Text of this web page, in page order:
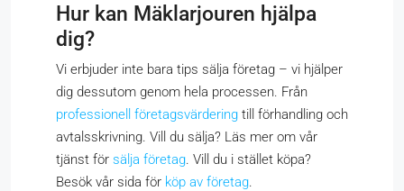
Hur kan Mäklarjouren hjälpa
dig?
Vi erbjuder inte bara tips sälja företag – vi hjälper
dig dessutom genom hela processen. Från
professionell företagsvärdering till förhandling och
avtalsskrivning. Vill du sälja? Läs mer om vår
tjänst för sälja företag. Vill du i stället köpa?
Besök vår sida för köp av företag.